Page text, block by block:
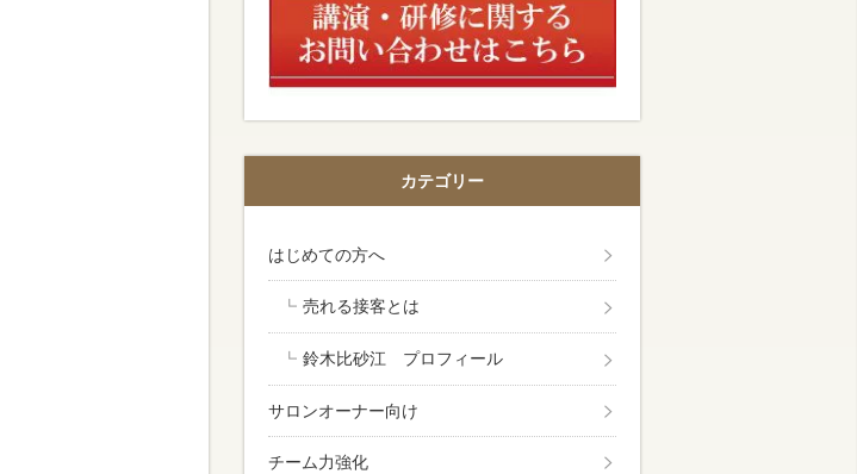
カテゴリー
はじめての方へ
売れる接客とは
鈴木比砂江 プロフィール
サロンオーナー向け
チーム力強化